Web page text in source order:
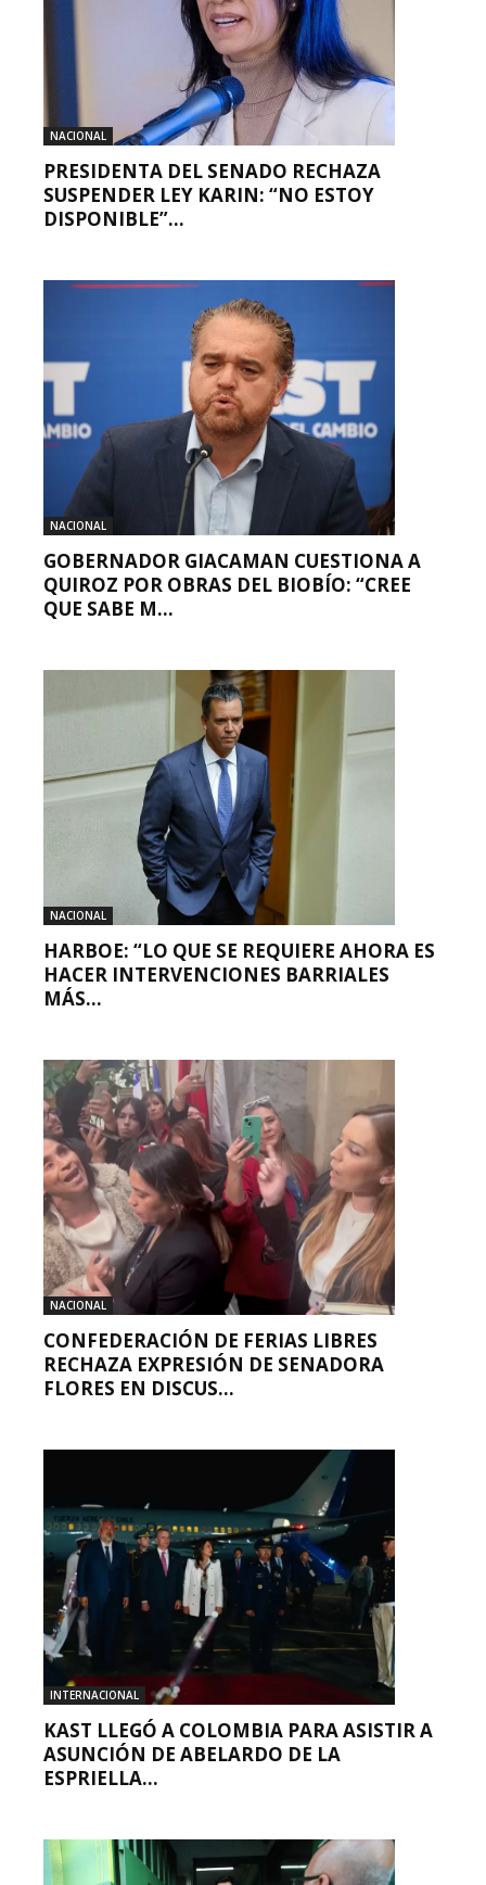
NACIONAL
PRESIDENTA DEL SENADO RECHAZA
SUSPENDER LEY KARIN: “NO ESTOY
DISPONIBLE”...
NACIONAL
GOBERNADOR GIACAMAN CUESTIONA A
QUIROZ POR OBRAS DEL BIOBÍO: “CREE
QUE SABE M...
NACIONAL
HARBOE: “LO QUE SE REQUIERE AHORA ES
HACER INTERVENCIONES BARRIALES
MÁS...
NACIONAL
CONFEDERACIÓN DE FERIAS LIBRES
RECHAZA EXPRESIÓN DE SENADORA
FLORES EN DISCUS...
INTERNACIONAL
KAST LLEGÓ A COLOMBIA PARA ASISTIR A
ASUNCIÓN DE ABELARDO DE LA
ESPRIELLA...